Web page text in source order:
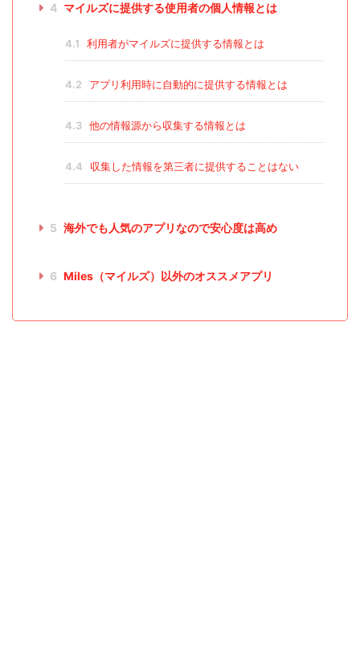
4 マイルズに提供する使用者の個人情報とは
4.1 利用者がマイルズに提供する情報とは
4.2 アプリ利用時に自動的に提供する情報とは
4.3 他の情報源から収集する情報とは
4.4 収集した情報を第三者に提供することはない
5 海外でも人気のアプリなので安心度は高め
6 Miles（マイルズ）以外のオススメアプリ